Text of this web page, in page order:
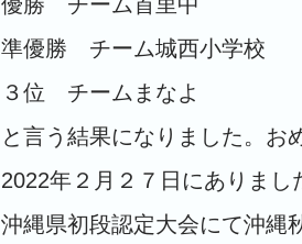
準優勝 チーム城西小学校
３位 チームまなよ
と言う結果になりました。お
2022年２月２７日にありまし
沖縄県初段認定大会にて沖縄